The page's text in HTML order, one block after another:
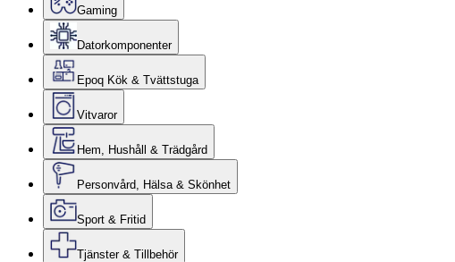
Gaming
Datorkomponenter
Epoq Kök & Tvättstuga
Vitvaror
Hem, Hushåll & Trädgård
Personvård, Hälsa & Skönhet
Sport & Fritid
Tjänster & Tillbehör